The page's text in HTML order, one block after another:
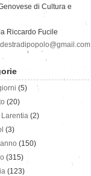
di Cultura e
Riccardo Fucile
(5)
(20)
Larentia (2)
(3)
(150)
(315)
(123)